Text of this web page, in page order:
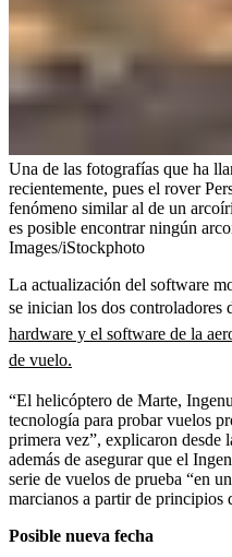
Una de las fotografías que ha
recientemente, pues el rover
fenómeno similar al de un
es posible encontrar ningún
Images/iStockphoto
La actualización del software
se inician los dos controladores
hardware y el software de la
de vuelo.
“El helicóptero de Marte,
tecnología para probar vuelos
primera vez”, explicaron desde
además de asegurar que el
serie de vuelos de prueba “en
marcianos a partir de principios
Posible nueva fecha